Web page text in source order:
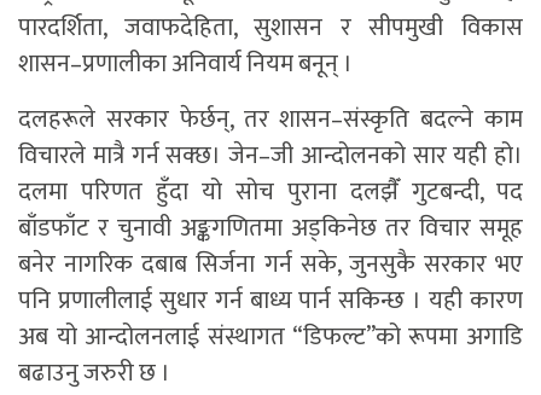
पारदर्शिता, जवाफदेहिता, सुशासन र सीपमुखी विकास
शासन–प्रणालीका अनिवार्य नियम बनून् ।
दलहरूले सरकार फेर्छन्, तर शासन–संस्कृति बदल्ने काम
विचारले मात्रै गर्न सक्छ। जेन–जी आन्दोलनको सार यही हो।
दलमा परिणत हुँदा यो सोच पुराना दलझैँ गुटबन्दी, पद
बाँडफाँट र चुनावी अङ्कगणितमा अड्किनेछ तर विचार समूह
बनेर नागरिक दबाब सिर्जना गर्न सके, जुनसुकै सरकार भए
पनि प्रणालीलाई सुधार गर्न बाध्य पार्न सकिन्छ । यही कारण
अब यो आन्दोलनलाई संस्थागत “डिफल्ट”को रूपमा अगाडि
बढाउनु जरुरी छ ।